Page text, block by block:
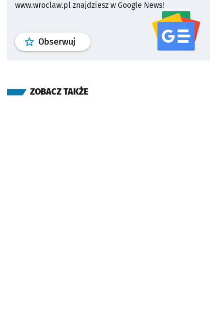
www.wroclaw.pl znajdziesz w Google News!
Obserwuj profil serwisu
ZOBACZ TAKŻE